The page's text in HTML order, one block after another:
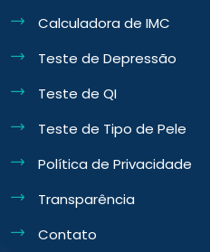
Calculadora de IMC
Teste de Depressão
Teste de QI
Teste de Tipo de Pele
Política de Privacidade
Transparência
Contato